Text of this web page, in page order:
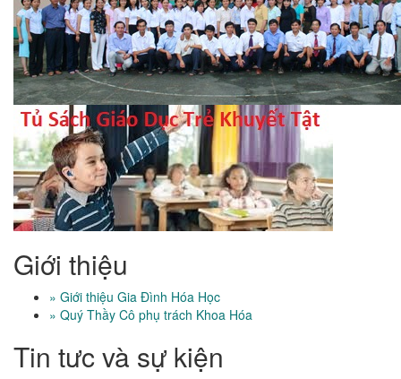
Giới thiệu
» Giới thiệu Gia Đình Hóa Học
» Quý Thầy Cô phụ trách Khoa Hóa
Tin tưc và sự kiện